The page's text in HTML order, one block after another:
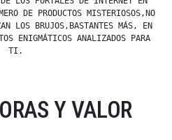
DE PRODUCTOS MISTERIOSOS,NO
LOS BRUJOS,BASTANTES MÁS, EN
ENIGMÁTICOS ANALIZADOS PARA
TI.
Y VALOR